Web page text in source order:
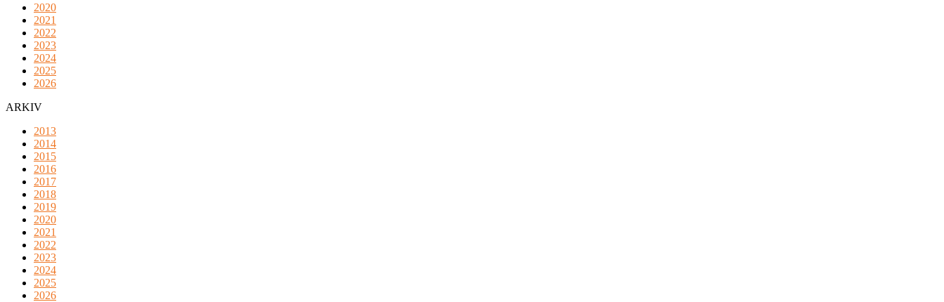
2020
2021
2022
2023
2024
2025
2026
ARKIV
2013
2014
2015
2016
2017
2018
2019
2020
2021
2022
2023
2024
2025
2026